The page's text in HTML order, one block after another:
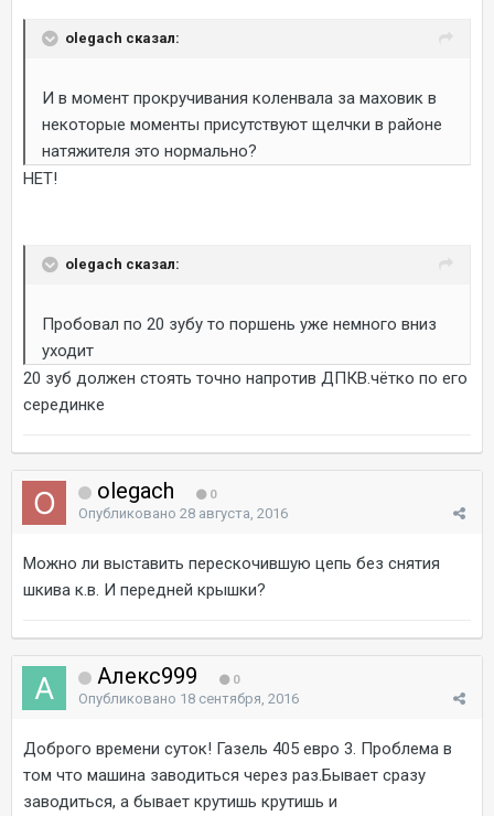
olegach сказал:
И в момент прокручивания коленвала за маховик в
некоторые моменты присутствуют щелчки в районе
натяжителя это нормально?
НЕТ!
olegach сказал:
Пробовал по 20 зубу то поршень уже немного вниз
уходит
20 зуб должен стоять точно напротив ДПКВ.чётко по его
серединке
olegach 0
Опубликовано 28 августа, 2016
Можно ли выставить перескочившую цепь без снятия
шкива к.в. И передней крышки?
Алекс999 0
Опубликовано 18 сентября, 2016
Доброго времени суток! Газель 405 евро 3. Проблема в
том что машина заводиться через раз.Бывает сразу
заводиться, а бывает крутишь крутишь и